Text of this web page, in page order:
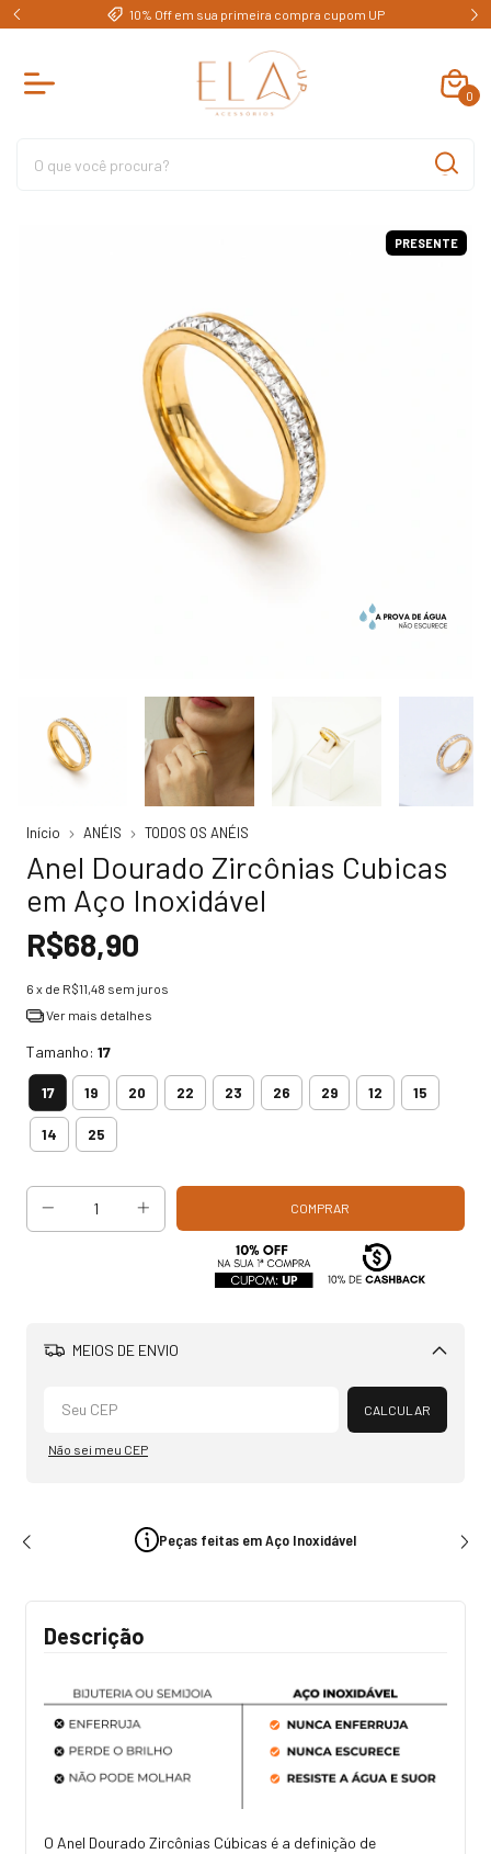
10% Off em sua primeira compra cupom UP
0
PRESENTE
Início ANÉIS TODOS OS ANÉIS
Anel Dourado Zircônias Cubicas
em Aço Inoxidável
R$68,90
6 x de R$11,48 sem juros
Ver mais detalhes
Tamanho: 17
17 19 20 22 23 26 29 12 15
14 25
MEIOS DE ENVIO
Alterar CEP
CALCULAR
Não sei meu CEP
Peças feitas em Aço Inoxidável
Descrição
O Anel Dourado Zircônias Cúbicas é a definição de